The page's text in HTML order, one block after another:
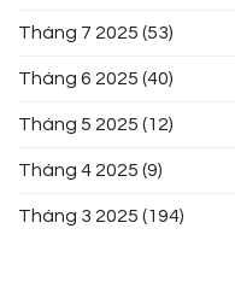
Tháng 7 2025 (53)
Tháng 6 2025 (40)
Tháng 5 2025 (12)
Tháng 4 2025 (9)
Tháng 3 2025 (194)